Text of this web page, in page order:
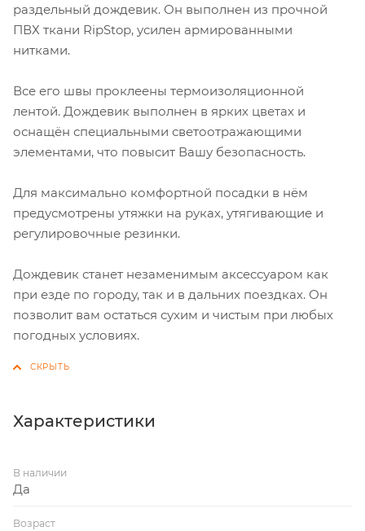
раздельный дождевик. Он выполнен из прочной
ПВХ ткани RipStop, усилен армированными
нитками.
Все его швы проклеены термоизоляционной
лентой. Дождевик выполнен в ярких цветах и
оснащён специальными светоотражающими
элементами, что повысит Вашу безопасность.
Для максимально комфортной посадки в нём
предусмотрены утяжки на руках, утягивающие и
регулировочные резинки.
Дождевик станет незаменимым аксессуаром как
при езде по городу, так и в дальних поездках. Он
позволит вам остаться сухим и чистым при любых
погодных условиях.
Характеристики
В наличии
Да
Возраст